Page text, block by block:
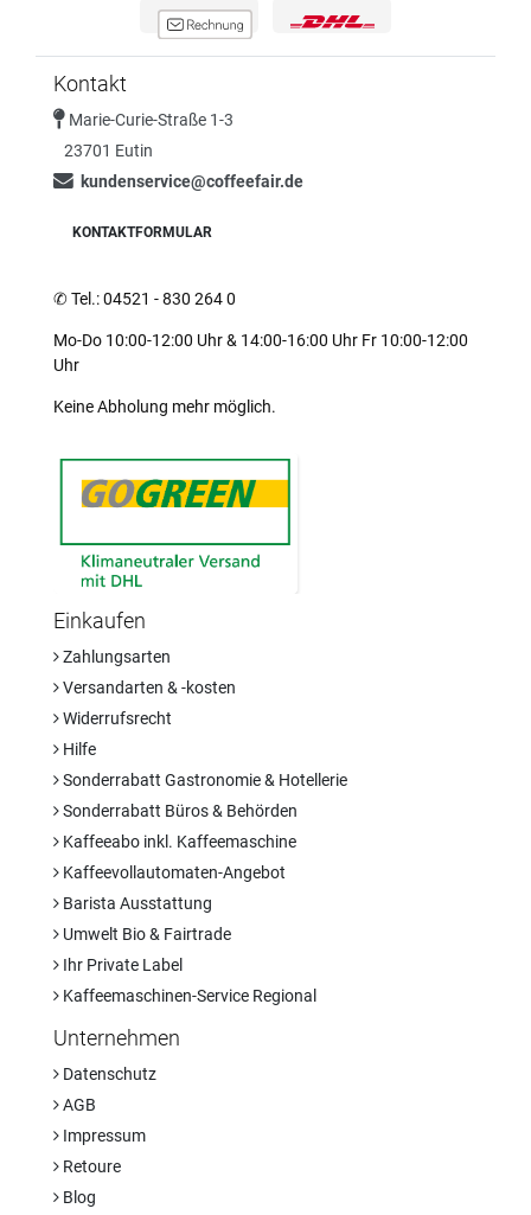
Kontakt
Marie-Curie-Straße 1-3
23701 Eutin
kundenservice@coffeefair.de
KONTAKTFORMULAR
✆Tel.: 04521 - 830 264 0
Mo-Do 10:00-12:00 Uhr & 14:00-16:00 Uhr Fr 10:00-12:00
Uhr
Keine Abholung mehr möglich.
Einkaufen
Zahlungsarten
Versandarten & -kosten
Widerrufsrecht
Hilfe
Sonderrabatt Gastronomie & Hotellerie
Sonderrabatt Büros & Behörden
Kaffeeabo inkl. Kaffeemaschine
Kaffeevollautomaten-Angebot
Barista Ausstattung
Umwelt Bio & Fairtrade
Ihr Private Label
Kaffeemaschinen-Service Regional
Unternehmen
Datenschutz
AGB
Impressum
Retoure
Blog